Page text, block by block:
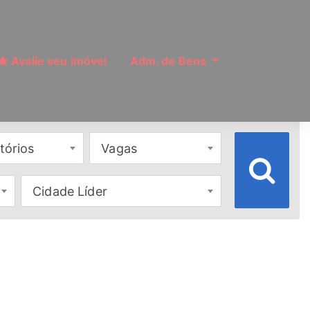
Avalie seu imóvel Adm. de Bens
Vagas
Cidade Líder